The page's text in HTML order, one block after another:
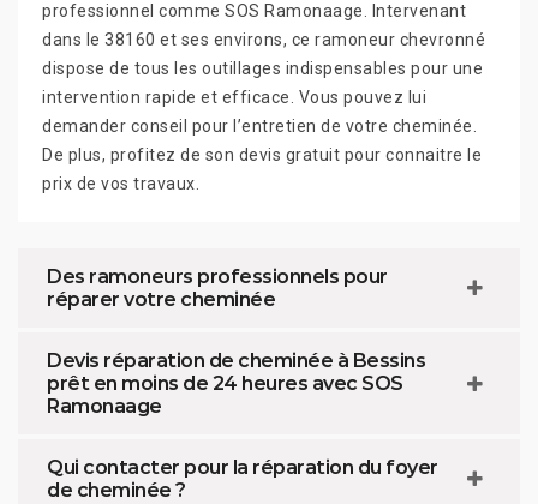
professionnel comme SOS Ramonaage. Intervenant
dans le 38160 et ses environs, ce ramoneur chevronné
dispose de tous les outillages indispensables pour une
intervention rapide et efficace. Vous pouvez lui
demander conseil pour l’entretien de votre cheminée.
De plus, profitez de son devis gratuit pour connaitre le
prix de vos travaux.
Des ramoneurs professionnels pour
réparer votre cheminée
Devis réparation de cheminée à Bessins
prêt en moins de 24 heures avec SOS
Ramonaage
Qui contacter pour la réparation du foyer
de cheminée ?